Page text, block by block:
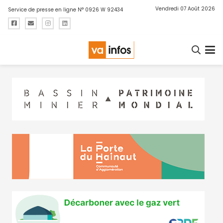
Service de presse en ligne N° 0926 W 92434 Vendredi 07 Août 2026